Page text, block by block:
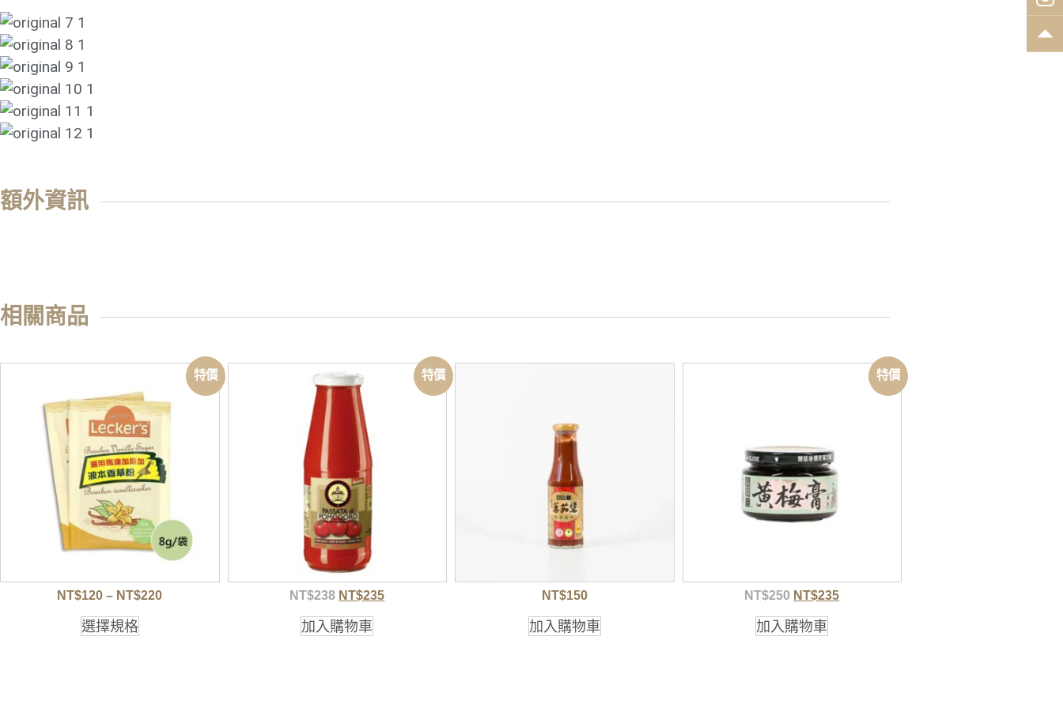
額外資訊
相關商品
特價
NT$120 – NT$220
選擇規格
特價
NT$238 NT$235
加入購物車
NT$150
加入購物車
特價
NT$250 NT$235
加入購物車